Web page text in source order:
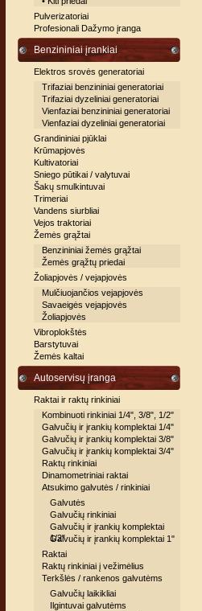
Pulverizatoriai
Profesionali Dažymo įranga
Benzininiai įrankiai
Elektros srovės generatoriai
Trifaziai benzininiai generatoriai
Trifaziai dyzeliniai generatoriai
Vienfaziai benzininiai generatoriai
Vienfaziai dyzeliniai generatoriai
Grandininiai pjūklai
Krūmapjovės
Kultivatoriai
Sniego pūtikai / valytuvai
Šakų smulkintuvai
Trimeriai
Vandens siurbliai
Vejos traktoriai
Žemės grąžtai
Benzininiai žemės grąžtai
Žemės grąžtų priedai
Žoliapjovės / vejapjovės
Mulčiuojančios vejapjovės
Savaeigės vejapjovės
Žoliapjovės
Vibroplokštės
Barstytuvai
Žemės kaltai
Autoservisų įranga
Raktai ir raktų rinkiniai
Kombinuoti rinkiniai 1/4", 3/8", 1/2"
Galvučių ir įrankių komplektai 1/4"
Galvučių ir įrankių komplektai 3/8"
Galvučių ir įrankių komplektai 3/4"
Raktų rinkiniai
Dinamometriniai raktai
Atsukimo galvutės / rinkiniai
Galvutės
Galvučių rinkiniai
Galvučių ir įrankių komplektai
1/2"
Galvučių ir įrankių komplektai 1"
Raktai
Raktų rinkiniai į vežimėlius
Terkšlės / rankenos galvutėms
Galvučių laikikliai
Ilgintuvai galvutėms